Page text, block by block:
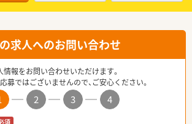
求人へのお問い合わせ
報をお問い合わせいただけます。
募ではございませんので、ご安心ください。
2 3
4
須